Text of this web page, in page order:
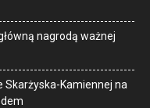
nagrodą ważnej
Skarżyska-Kamiennej na